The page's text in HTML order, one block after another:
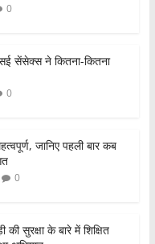
0
सेंसेक्स ने कितना-कितना
0
जानिए पहली बार कब
0
की सुरक्षा के बारे में शिक्षित